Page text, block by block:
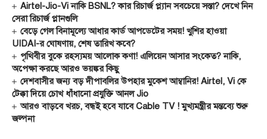
Airtel-Jio-Vi নাকি BSNL? কার রিচার্জ প্ল্যান সবচেয়ে সস্তা? দেখে নিন
সেরা রিচার্জ প্লানগুলি
বেড়ে গেল বিনামূল্যে আধার কার্ড আপডেটের সময়! খুশির হাওয়া
UIDAI-র ঘোষণায়, শেষ তারিখ কবে?
পৃথিবীর বুকে রহস্যময় আলোক কণা! এলিয়েন আসার সংকেত? নাকি,
অপেক্ষা করছে আরও ভয়ঙ্কর কিছু
দেশবাসীর জন্য বড় দীপাবলির উপহার মুকেশ আম্বানির! Airtel, Vi কে
টেক্কা দিয়ে চোখ ধাঁধানো প্রযুক্তি আনল Jio
আরও বাড়বে খরচ, বন্ধই হবে যাবে Cable TV ! মুখ্যমন্ত্রীর মন্তব্যে শুরু
জল্পনা